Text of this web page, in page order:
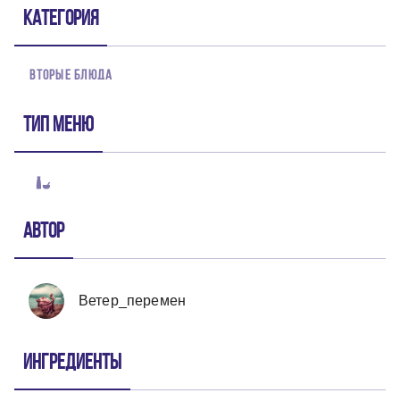
Категория
ВТОРЫЕ БЛЮДА
Тип меню
Автор
Ветер_перемен
Ингредиенты